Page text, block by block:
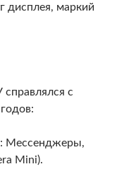
дисплея, маркий
с
: Мессенджеры,
Mini).